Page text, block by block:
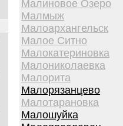
Малиновое Озеро
Малмыж
Малоархангельск
Малое Ситно
Малокатериновка
Малониколаевка
Малорита
Малорязанцево
Малотарановка
Малошуйка